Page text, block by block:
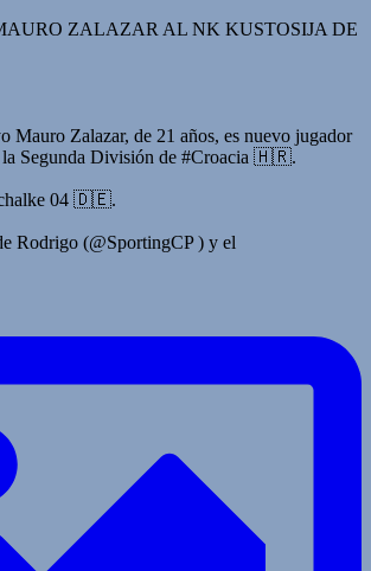
ZALAZAR AL NK KUSTOSIJA DE
Mauro Zalazar, de 21 años, es nuevo jugador
Segunda División de #Croacia 🇭🇷.
04 🇩🇪.
Rodrigo (@SportingCP ) y el